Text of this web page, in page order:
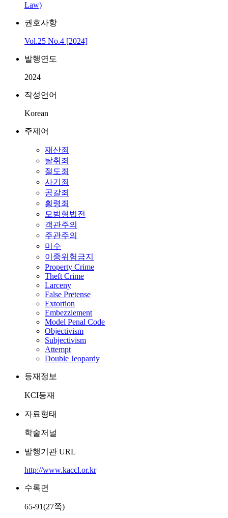
Law)
권호사항
Vol.25 No.4 [2024]
발행연도
2024
작성언어
Korean
주제어
재산죄
탈취죄
절도죄
사기죄
공갈죄
횡령죄
모범형법전
객관주의
주관주의
미수
이중위험금지
Property Crime
Theft Crime
Larceny
False Pretense
Extortion
Embezzlement
Model Penal Code
Objectivism
Subjectivism
Attempt
Double Jeopardy
등재정보
KCI등재
자료형태
학술저널
발행기관 URL
http://www.kaccl.or.kr
수록면
65-91(27쪽)